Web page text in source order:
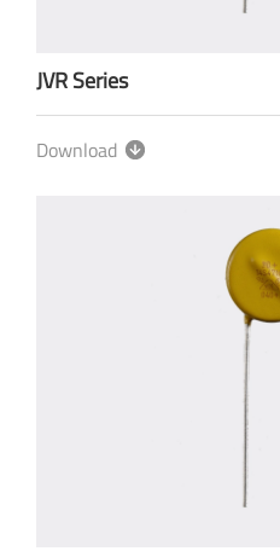
JVR Series
Download